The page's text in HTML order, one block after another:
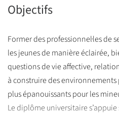
Objectifs
Former des professionnel·les de
les jeunes de manière éclairée,
questions de vie affective,
à construire des environnements
plus épanouissants pour les
Le diplôme universitaire s’appuie